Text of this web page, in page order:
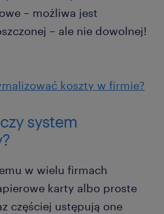
– możliwa jest
– ale nie dowolnej!
koszty w firmie?
system
w wielu firmach
karty albo proste
częściej ustępują one